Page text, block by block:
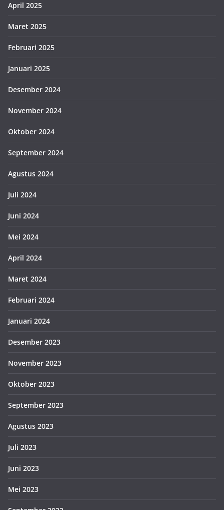
April 2025
Maret 2025
Februari 2025
Januari 2025
Desember 2024
November 2024
Oktober 2024
September 2024
Agustus 2024
Juli 2024
Juni 2024
Mei 2024
April 2024
Maret 2024
Februari 2024
Januari 2024
Desember 2023
November 2023
Oktober 2023
September 2023
Agustus 2023
Juli 2023
Juni 2023
Mei 2023